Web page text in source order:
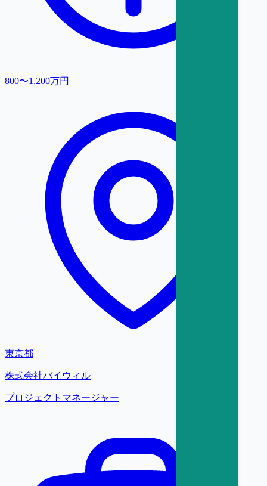
800〜1,200万円
東京都
株式会社バイウィル
プロジェクトマネージャー